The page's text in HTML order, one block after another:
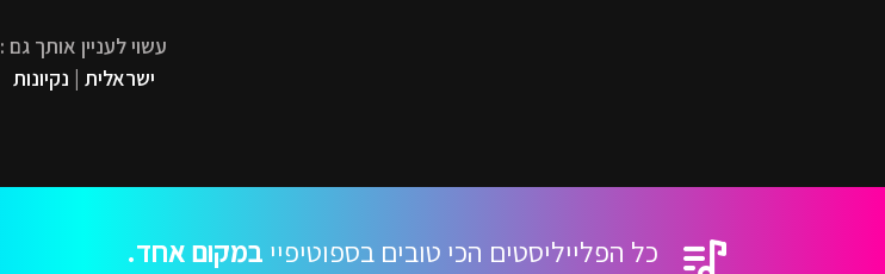
עשוי לעניין אותך גם :
ישראלית | נקיונות
כל הפלייליסטים הכי טובים בספוטיפיי במקום אחד.